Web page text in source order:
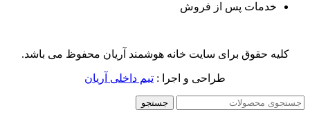
خدمات پس از فروش
کلیه حقوق برای سایت خانه هوشمند آریان محفوظ می باشد.
طراحی و اجرا : تیم داخلی آریان
جستجو